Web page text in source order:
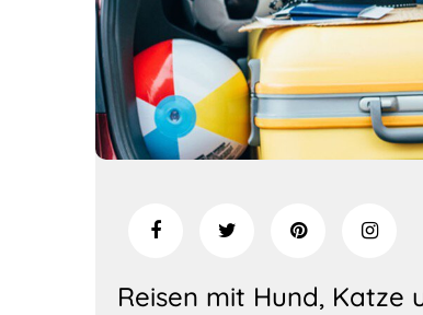
Reisen mit Hund, Katze